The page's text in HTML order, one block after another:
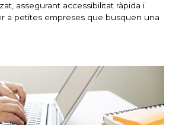
assegurant accessibilitat ràpida i
a petites empreses que busquen una